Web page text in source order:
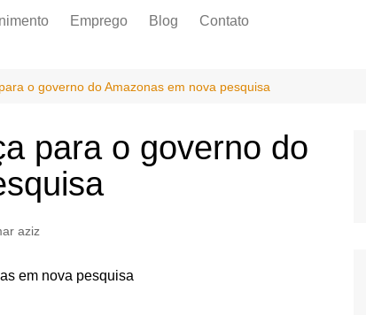
Emprego Blog Contato
o governo do Amazonas em nova pesquisa
para o governo do
aziz